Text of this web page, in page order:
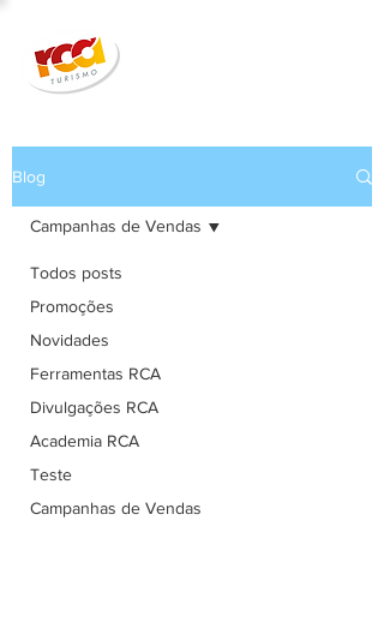
Blog
Todos posts
Promoções
Novidades
Ferramentas RCA
Divulgações RCA
Academia RCA
Teste
Campanhas de Vendas
Campanhas de Vendas